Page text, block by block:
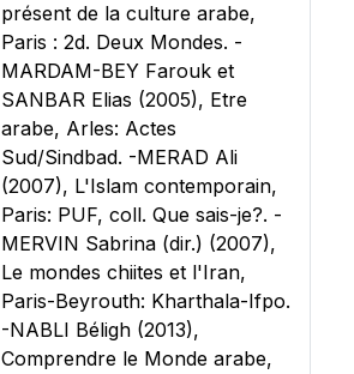
présent de la culture arabe,
Paris : 2d. Deux Mondes. -
MARDAM-BEY Farouk et
SANBAR Elias (2005), Etre
arabe, Arles: Actes
Sud/Sindbad. -MERAD Ali
(2007), L'Islam contemporain,
Paris: PUF, coll. Que sais-je?. -
MERVIN Sabrina (dir.) (2007),
Le mondes chiites et l'Iran,
Paris-Beyrouth: Kharthala-Ifpo.
-NABLI Béligh (2013),
Comprendre le Monde arabe,